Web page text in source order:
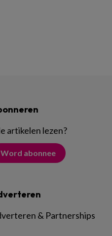
artikelen lezen?
Word abonnee
& Partnerships